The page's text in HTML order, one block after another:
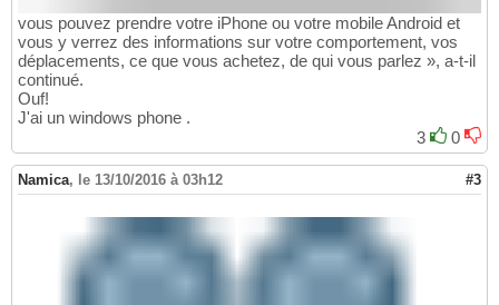
vous pouvez prendre votre iPhone ou votre mobile Android et
vous y verrez des informations sur votre comportement, vos
déplacements, ce que vous achetez, de qui vous parlez », a-t-il
continué.
Ouf!
J'ai un windows phone .
3
0
Namica, le 13/10/2016 à 03h12 #3